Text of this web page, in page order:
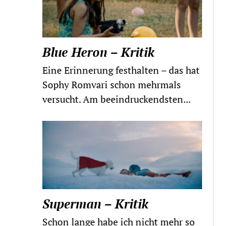
Blue Heron – Kritik
Eine Erinnerung festhalten – das hat
Sophy Romvari schon mehrmals
versucht. Am beeindruckendsten...
Superman – Kritik
Schon lange habe ich nicht mehr so